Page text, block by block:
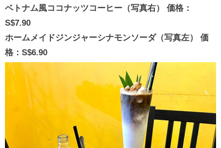
ベトナム風ココナッツコーヒー（写真右） 価格：
S$7.90
ホームメイドジンジャーシナモンソーダ（写真左） 価
格：S$6.90